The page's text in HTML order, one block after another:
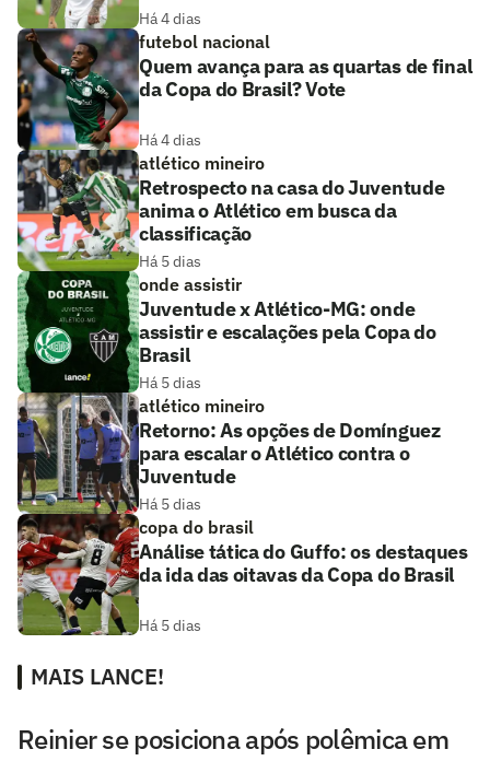
Há 4 dias
futebol nacional
Quem avança para as quartas de final
da Copa do Brasil? Vote
Há 4 dias
atlético mineiro
Retrospecto na casa do Juventude
anima o Atlético em busca da
classificação
Há 5 dias
onde assistir
Juventude x Atlético-MG: onde
assistir e escalações pela Copa do
Brasil
Há 5 dias
atlético mineiro
Retorno: As opções de Domínguez
para escalar o Atlético contra o
Juventude
Há 5 dias
copa do brasil
Análise tática do Guffo: os destaques
da ida das oitavas da Copa do Brasil
Há 5 dias
MAIS LANCE!
Reinier se posiciona após polêmica em